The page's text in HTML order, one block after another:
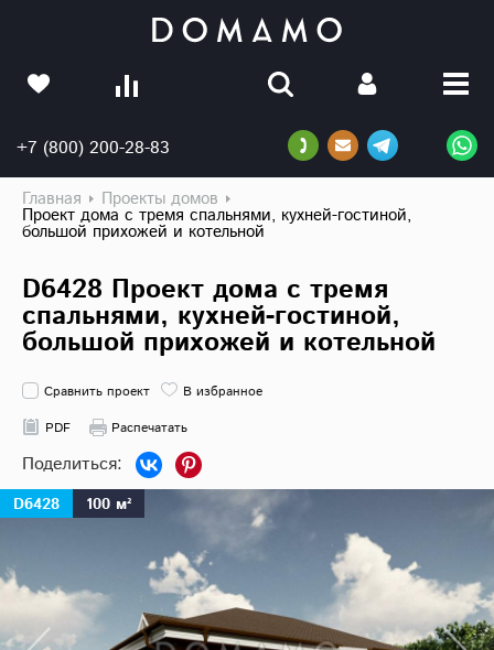
+7 (800) 200-28-83
Главная Проекты домов
Проект дома с тремя спальнями, кухней-гостиной,
большой прихожей и котельной
D6428 Проект дома с тремя
спальнями, кухней-гостиной,
большой прихожей и котельной
Сравнить проект
В избранное
PDF
Распечатать
D6428 100 м²